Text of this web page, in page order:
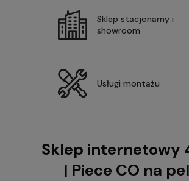
Sklep stacjonarny i
showroom
Usługi montażu
Sklep internetowy
| Piece CO na